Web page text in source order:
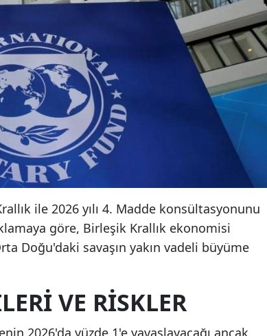
ile 2026 yılı 4. Madde konsültasyonunu
göre, Birleşik Krallık ekonomisi
Doğu'daki savaşın yakın vadeli büyüme
VE RISKLER
2026'da yüzde 1'e yavaşlayacağı ancak